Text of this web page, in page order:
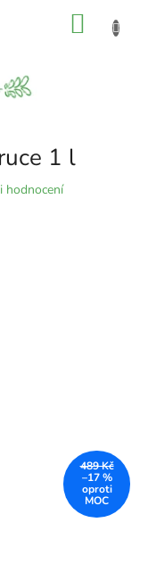
1 l
hodnocení
489 Kč
–17 %